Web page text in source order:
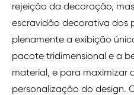
rejeição da decoração,
escravidão decorativa dos
plenamente a exibição
pacote tridimensional e a
material, e para maximizar
personalização do design.